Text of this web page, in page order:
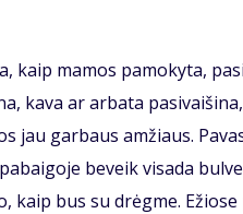
kaip ma­mos pa­mo­ky­ta,
ka­va ar ar­ba­ta
jau gar­baus am­žiaus.
be­veik vi­sa­da
kaip bus su drėg­me.